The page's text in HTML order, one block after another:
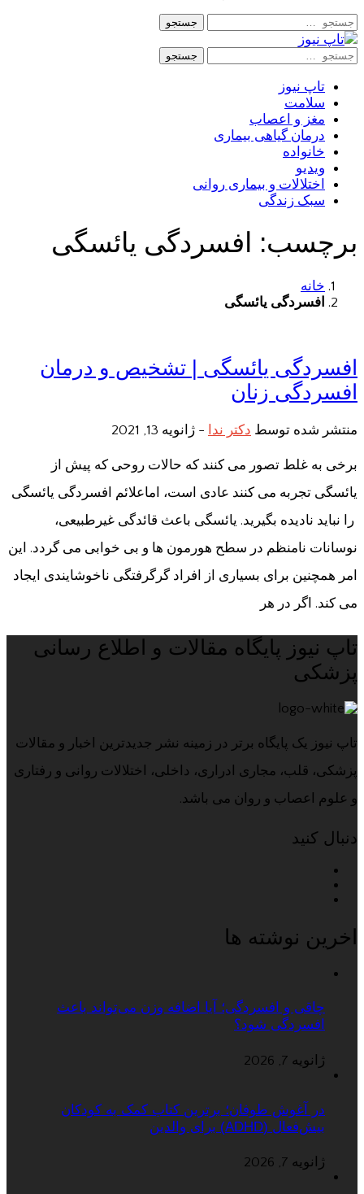
جستجو
جستجو
تاپ نیوز
سلامت
مغز و اعصاب
درمان گیاهی بیماری
خانواده
ویدیو
اختلالات و بیماری روانی
سبک زندگی
برچسب: افسردگی یائسگی
خانه
افسردگی یائسگی
افسردگی یائسگی | تشخیص و درمان
افسردگی زنان
منتشر شده توسط دکتر ندا - ژانویه 13, 2021
برخی به غلط تصور می کنند که حالات روحی که پیش از
یائسگی تجربه می کنند عادی است، اماعلائم افسردگی یائسگی
را نباید نادیده بگیرید. یائسگی باعث قائدگی غیرطبیعی،
نوسانات نامنظم در سطح هورمون ها و بی خوابی می گردد. این
امر همچنین برای بسیاری از افراد گرگرفتگی ناخوشایندی ایجاد
می کند. اگر در هر
تاپ نیوز پایگاه مقالات و اطلاع رسانی
پزشکی
تاپ نیوز یک پایگاه برتر در زمینه نشر جدیدترین اخبار و مقالات
پزشکی، قلب، مجاری ادراری، داخلی، اختلالات روانی و رفتاری
و علوم اعصاب و روان می باشد.
دنبال کنید
اخرین نوشته ها
چاقی و افسردگی؛ آیا اضافه وزن می‌تواند باعث
افسردگی شود؟
ژانویه 7, 2026
در آغوش طوفان؛ برترین کتاب کمک به کودکان
بیش‌فعال (ADHD) برای والدین
ژانویه 7, 2026